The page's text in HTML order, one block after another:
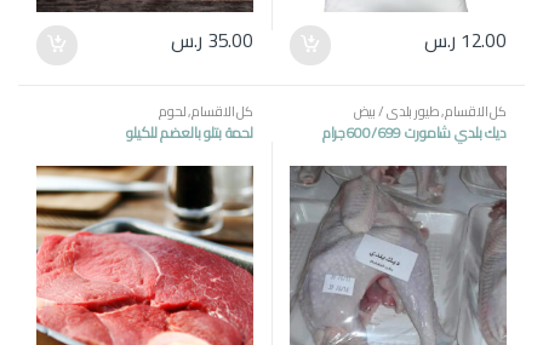
12.00 ر.س 35.00 ر.س
كل الاقسام,طيور بلدي / بيض
ديك بلدي شامورت 600/699جرام
كل الاقسام,لحوم
لحمة بتلو بالعضم للكيلو